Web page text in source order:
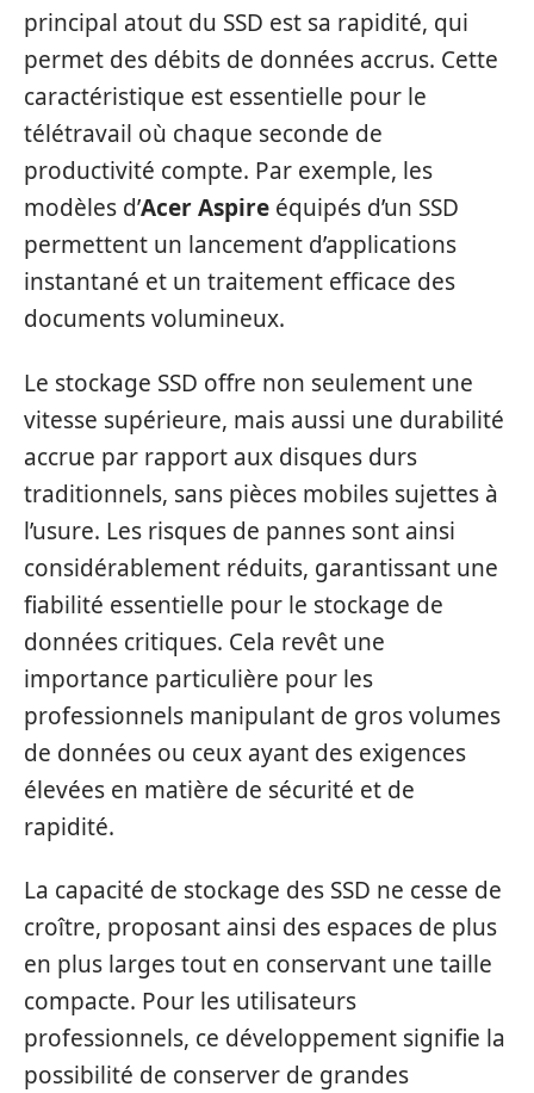
principal atout du SSD est sa rapidité, qui
permet des débits de données accrus. Cette
caractéristique est essentielle pour le
télétravail où chaque seconde de
productivité compte. Par exemple, les
modèles d’Acer Aspire équipés d’un SSD
permettent un lancement d’applications
instantané et un traitement efficace des
documents volumineux.
Le stockage SSD offre non seulement une
vitesse supérieure, mais aussi une durabilité
accrue par rapport aux disques durs
traditionnels, sans pièces mobiles sujettes à
l’usure. Les risques de pannes sont ainsi
considérablement réduits, garantissant une
fiabilité essentielle pour le stockage de
données critiques. Cela revêt une
importance particulière pour les
professionnels manipulant de gros volumes
de données ou ceux ayant des exigences
élevées en matière de sécurité et de
rapidité.
La capacité de stockage des SSD ne cesse de
croître, proposant ainsi des espaces de plus
en plus larges tout en conservant une taille
compacte. Pour les utilisateurs
professionnels, ce développement signifie la
possibilité de conserver de grandes